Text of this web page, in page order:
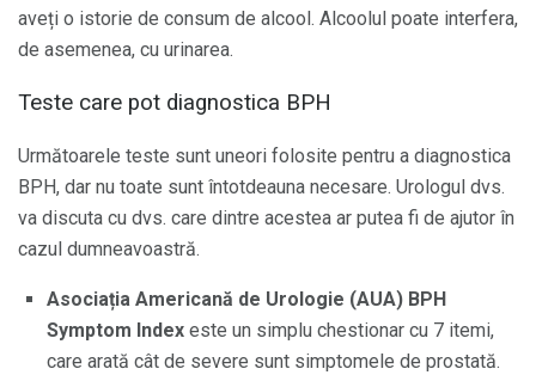
aveți o istorie de consum de alcool. Alcoolul poate interfera,
de asemenea, cu urinarea.
Teste care pot diagnostica BPH
Următoarele teste sunt uneori folosite pentru a diagnostica
BPH, dar nu toate sunt întotdeauna necesare. Urologul dvs.
va discuta cu dvs. care dintre acestea ar putea fi de ajutor în
cazul dumneavoastră.
Asociația Americană de Urologie (AUA) BPH
Symptom Index este un simplu chestionar cu 7 itemi,
care arată cât de severe sunt simptomele de prostată.